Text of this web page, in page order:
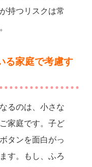
持つリスクは常
る家庭で考慮す
るのは、小さな
家庭です。子ど
タンを面白がっ
す。もし、ふろ